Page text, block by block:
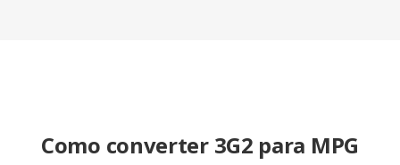
Como converter 3G2 para MPG